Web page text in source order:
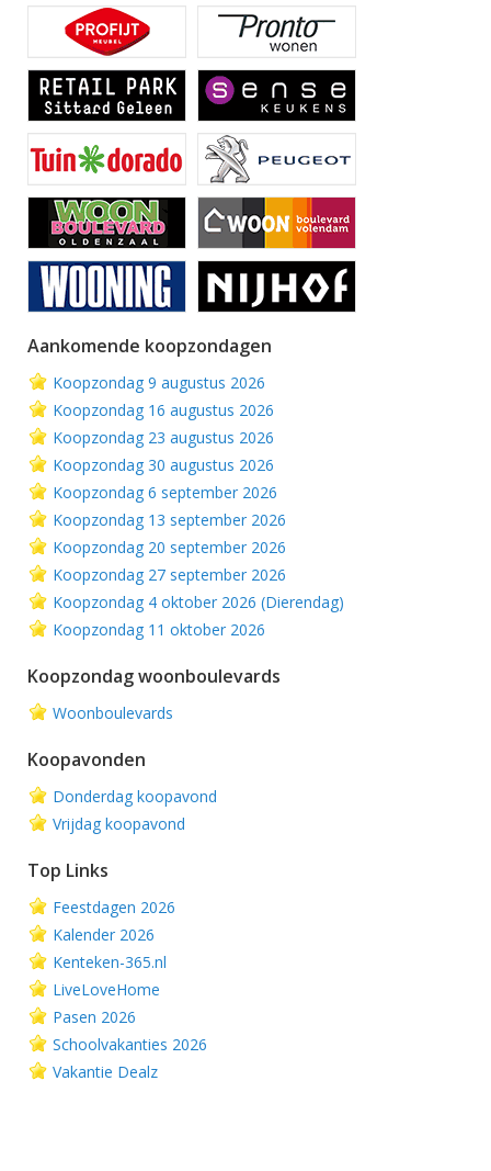
Aankomende koopzondagen
Koopzondag 9 augustus 2026
Koopzondag 16 augustus 2026
Koopzondag 23 augustus 2026
Koopzondag 30 augustus 2026
Koopzondag 6 september 2026
Koopzondag 13 september 2026
Koopzondag 20 september 2026
Koopzondag 27 september 2026
Koopzondag 4 oktober 2026 (Dierendag)
Koopzondag 11 oktober 2026
Koopzondag woonboulevards
Woonboulevards
Koopavonden
Donderdag koopavond
Vrijdag koopavond
Top Links
Feestdagen 2026
Kalender 2026
Kenteken-365.nl
LiveLoveHome
Pasen 2026
Schoolvakanties 2026
Vakantie Dealz